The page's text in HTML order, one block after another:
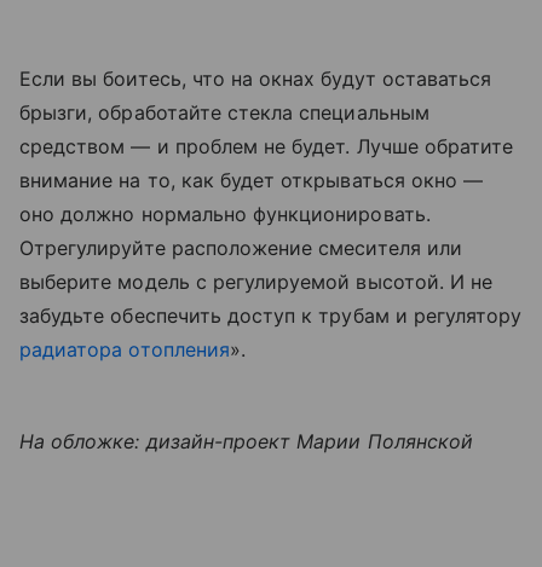
Если вы боитесь, что на окнах будут оставаться
брызги, обработайте стекла специальным
средством — и проблем не будет. Лучше обратите
внимание на то, как будет открываться окно —
оно должно нормально функционировать.
Отрегулируйте расположение смесителя или
выберите модель с регулируемой высотой. И не
забудьте обеспечить доступ к трубам и регулятору
радиатора отопления».
На обложке: дизайн-проект Марии Полянской